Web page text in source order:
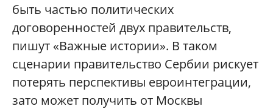
быть частью политических
договоренностей двух правительств,
пишут «Важные истории». В таком
сценарии правительство Сербии рискует
потерять перспективы евроинтеграции,
зато может получить от Москвы